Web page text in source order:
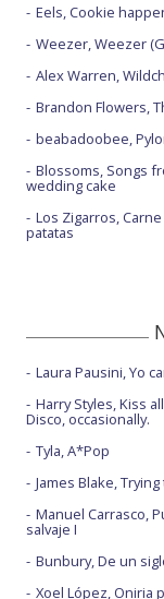
Eels, Cookie
Weezer, Weezer
Alex Warren,
Brandon Flowers,
beabadoobee,
Blossoms, Songs
wedding cake
Los Zigarros,
patatas
Laura Pausini, Yo
Harry Styles, Kiss
Disco, occasionally.
Tyla, A*Pop
James Blake,
Manuel Carrasco,
salvaje I
Bunbury, De un
Xoel López, Oniria